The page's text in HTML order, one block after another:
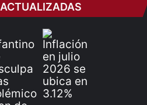
ACTUALIZADAS